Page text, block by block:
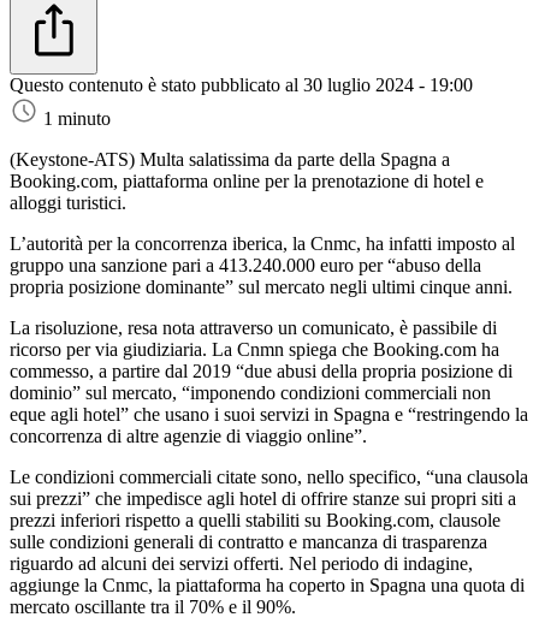
Questo contenuto è stato pubblicato al 30 luglio 2024 - 19:00
1 minuto
(Keystone-ATS) Multa salatissima da parte della Spagna a
Booking.com, piattaforma online per la prenotazione di hotel e
alloggi turistici.
L’autorità per la concorrenza iberica, la Cnmc, ha infatti imposto al
gruppo una sanzione pari a 413.240.000 euro per “abuso della
propria posizione dominante” sul mercato negli ultimi cinque anni.
La risoluzione, resa nota attraverso un comunicato, è passibile di
ricorso per via giudiziaria. La Cnmn spiega che Booking.com ha
commesso, a partire dal 2019 “due abusi della propria posizione di
dominio” sul mercato, “imponendo condizioni commerciali non
eque agli hotel” che usano i suoi servizi in Spagna e “restringendo la
concorrenza di altre agenzie di viaggio online”.
Le condizioni commerciali citate sono, nello specifico, “una clausola
sui prezzi” che impedisce agli hotel di offrire stanze sui propri siti a
prezzi inferiori rispetto a quelli stabiliti su Booking.com, clausole
sulle condizioni generali di contratto e mancanza di trasparenza
riguardo ad alcuni dei servizi offerti. Nel periodo di indagine,
aggiunge la Cnmc, la piattaforma ha coperto in Spagna una quota di
mercato oscillante tra il 70% e il 90%.